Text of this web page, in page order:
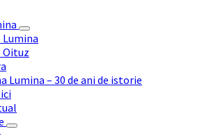
Lumina
Oituz
Lumina – 30 de ani de istorie